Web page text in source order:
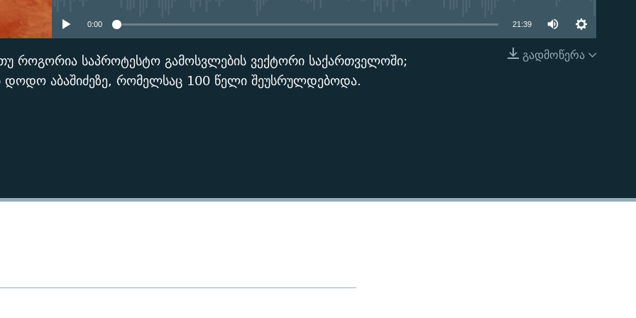
EMBED
0:00 21:39
გადმოწერა
როგორია საპროტესტო გამოსვლების ვექტორი საქართველოში;
დოდო აბაშიძეზე, რომელსაც 100 წელი შეუსრულდებოდა.